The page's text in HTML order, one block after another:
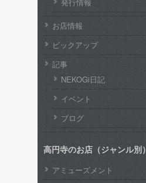
発行情報
お店情報
ピックアップ
記事
NEKOGi日記
イベント
ブログ
高円寺のお店（ジャンル別）
アミューズメント